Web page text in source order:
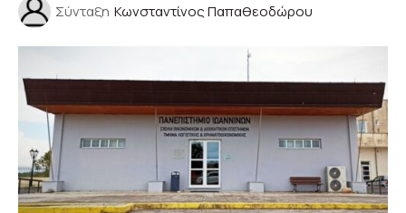
Σύνταξη Κωνσταντίνος Παπαθεοδώρου